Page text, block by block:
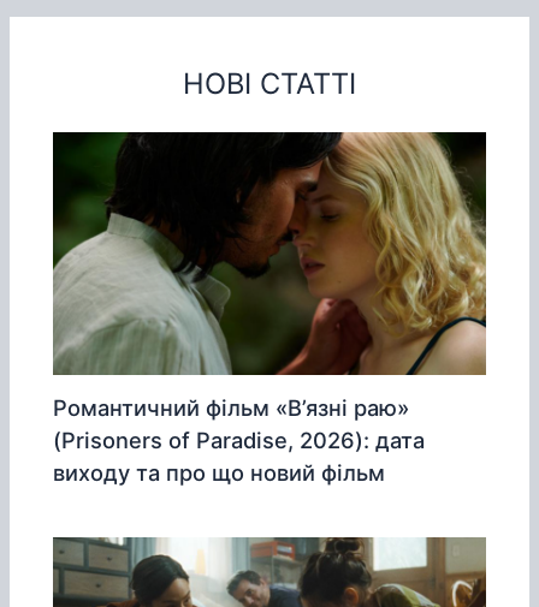
НОВІ СТАТТІ
Романтичний фільм «В’язні раю»
(Prisoners of Paradise, 2026): дата
виходу та про що новий фільм